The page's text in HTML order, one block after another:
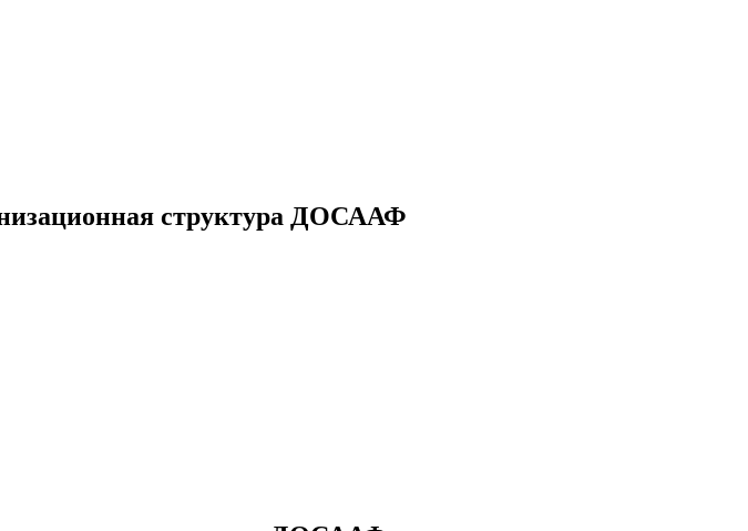
структура ДОСААФ